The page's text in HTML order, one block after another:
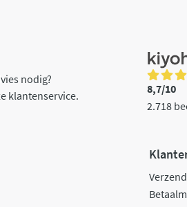
nodig?
klantenservice.
8,7/10
2.718